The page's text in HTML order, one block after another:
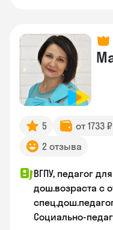
5 от 1733
2 отзыва
ВГПУ, педагог
дош.возраста с
Социально-